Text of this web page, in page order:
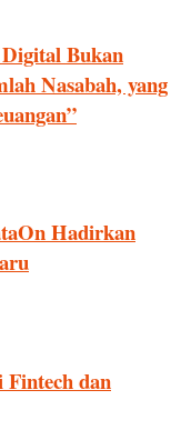
Bukan
Nasabah, yang
Hadirkan
Fintech dan